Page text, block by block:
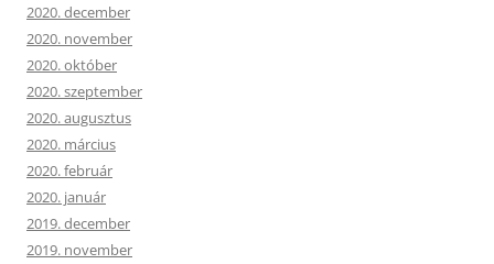
2020. december
2020. november
2020. október
2020. szeptember
2020. augusztus
2020. március
2020. február
2020. január
2019. december
2019. november